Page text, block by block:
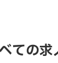
ての